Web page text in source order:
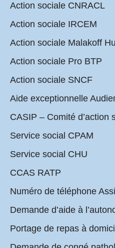
Action sociale CNRACL
Action sociale IRCEM
Action sociale Malakoff
Action sociale Pro BTP
Action sociale SNCF
Aide exceptionnelle
CASIP – Comité d’action
Service social CPAM
Service social CHU
CCAS RATP
Numéro de téléphone
Demande d’aide à
Portage de repas à